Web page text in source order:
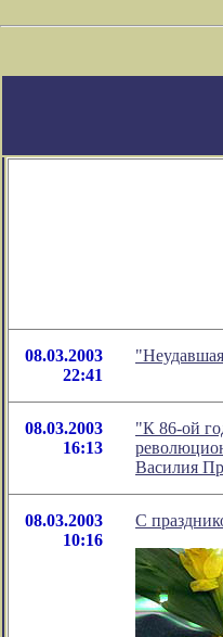
08.03.2003
22:41
08.03.2003
16:13
"К 86-ой
Василия
08.03.2003
10:16
С